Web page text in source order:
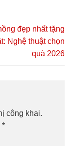
đẹp nhất tặng
Nghệ thuật chọn
quà 2026
công khai.
*